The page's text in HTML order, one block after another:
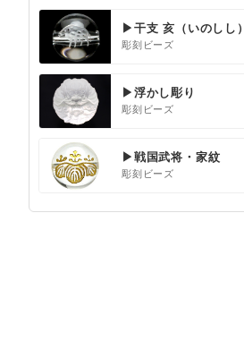
▶干支 亥（いのしし）
彫刻ビーズ
▶浮かし彫り
彫刻ビーズ
▶戦国武将・家紋
彫刻ビーズ